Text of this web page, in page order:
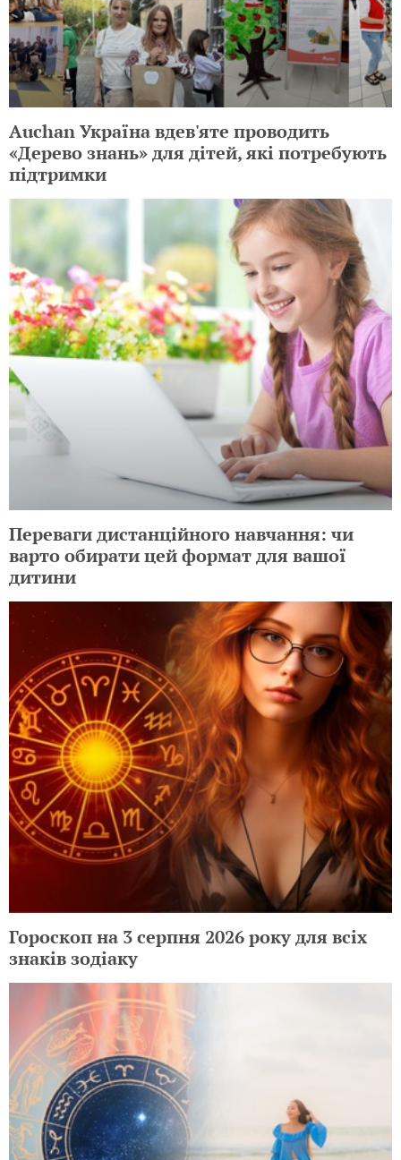
Auchan Україна вдев'яте проводить
«Дерево знань» для дітей, які потребують
підтримки
Переваги дистанційного навчання: чи
варто обирати цей формат для вашої
дитини
Гороскоп на 3 серпня 2026 року для всіх
знаків зодіаку